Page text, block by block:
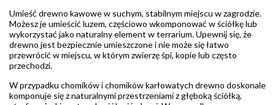
Umieść drewno kawowe w suchym, stabilnym miejscu w zagrodzie.
Możesz je umieścić luzem, częściowo wkomponować w ściółkę lub
wykorzystać jako naturalny element w terrarium. Upewnij się, że
drewno jest bezpiecznie umieszczone i nie może się łatwo
przewrócić w miejscu, w którym zwierzę śpi, kopie lub często
przechodzi.
W przypadku chomików i chomików karłowatych drewno doskonale
komponuje się z naturalnymi przestrzeniami z głęboką ściółką,